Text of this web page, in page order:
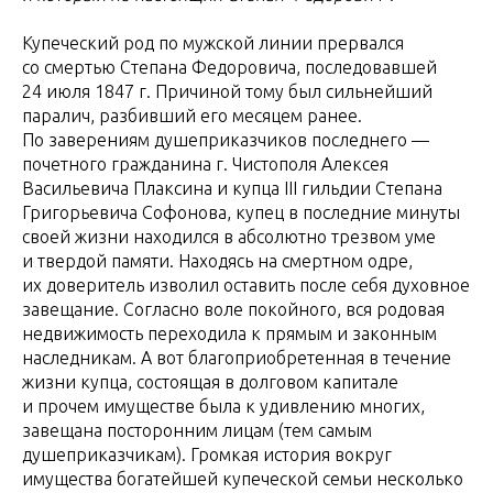
Купеческий род по мужской линии прервался
со смертью Степана Федоровича, последовавшей
24 июля 1847 г. Причиной тому был сильнейший
паралич, разбивший его месяцем ранее.
По заверениям душеприказчиков последнего —
почетного гражданина г. Чистополя Алексея
Васильевича Плаксина и купца III гильдии Степана
Григорьевича Софонова, купец в последние минуты
своей жизни находился в абсолютно трезвом уме
и твердой памяти. Находясь на смертном одре,
их доверитель изволил оставить после себя духовное
завещание. Согласно воле покойного, вся родовая
недвижимость переходила к прямым и законным
наследникам. А вот благоприобретенная в течение
жизни купца, состоящая в долговом капитале
и прочем имуществе была к удивлению многих,
завещана посторонним лицам (тем самым
душеприказчикам). Громкая история вокруг
имущества богатейшей купеческой семьи несколько